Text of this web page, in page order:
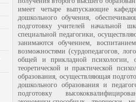
имеет четыре выпускающие
дошкольного обучения,
подготовку учителей начальной
специальной педагогики,
занимаются обучением,
возможностями (сурдопедагогов,
общей и прикладной психологии,
теоретической и практической
образования, осуществляющая
дошкольного образования и
подготовку